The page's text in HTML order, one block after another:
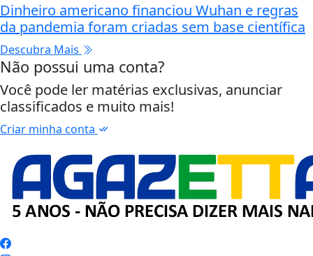
Dinheiro americano financiou Wuhan e regras
da pandemia foram criadas sem base científica
Descubra Mais
Não possui uma conta?
Você pode ler matérias exclusivas, anunciar
classificados e muito mais!
Criar minha conta